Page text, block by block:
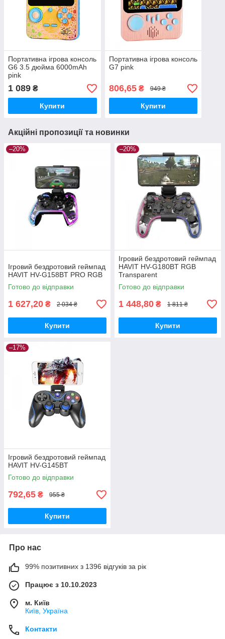
Портативна ігрова консоль
G6 3.5 дюйма 6000mAh
pink
1 089 ₴
Купити
Портативна ігрова консоль
G7 pink
806,65₴ 949 ₴
Купити
Акційні пропозиції та новинки
–20%
Ігровий бездротовий геймпад
HAVIT HV-G158BT PRO RGB
Готово до відправки
1 627,20 ₴ 2 034 ₴
Купити
–20%
Ігровий бездротовий геймпад
HAVIT HV-G180BT RGB
Transparent
Готово до відправки
1 448,80 ₴ 1 811 ₴
Купити
–17%
Ігровий бездротовий геймпад
HAVIT HV-G145BT
Готово до відправки
792,65 ₴ 955 ₴
Купити
Про нас
99% позитивних з 1396 відгуків за рік
Працює з 10.10.2023
м. Київ
Київ, Україна
Контакти